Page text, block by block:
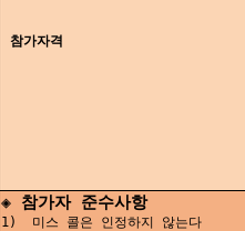
참가자격
◈ 참가자 준수사항
1) 미스 콜은 인정하지 않는다